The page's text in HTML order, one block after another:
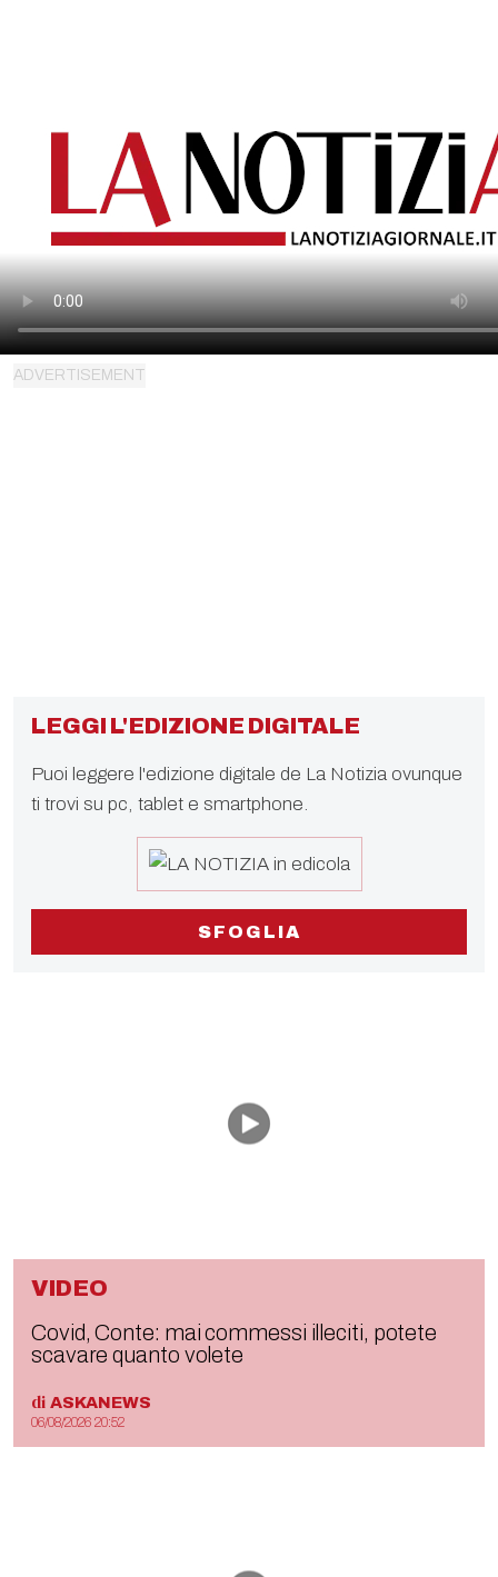
LEGGI L'EDIZIONE DIGITALE
Puoi leggere l'edizione digitale de La Notizia ovunque
ti trovi su pc, tablet e smartphone.
SFOGLIA
VIDEO
Covid, Conte: mai commessi illeciti, potete
scavare quanto volete
di ASKANEWS
06/08/2026 20:52